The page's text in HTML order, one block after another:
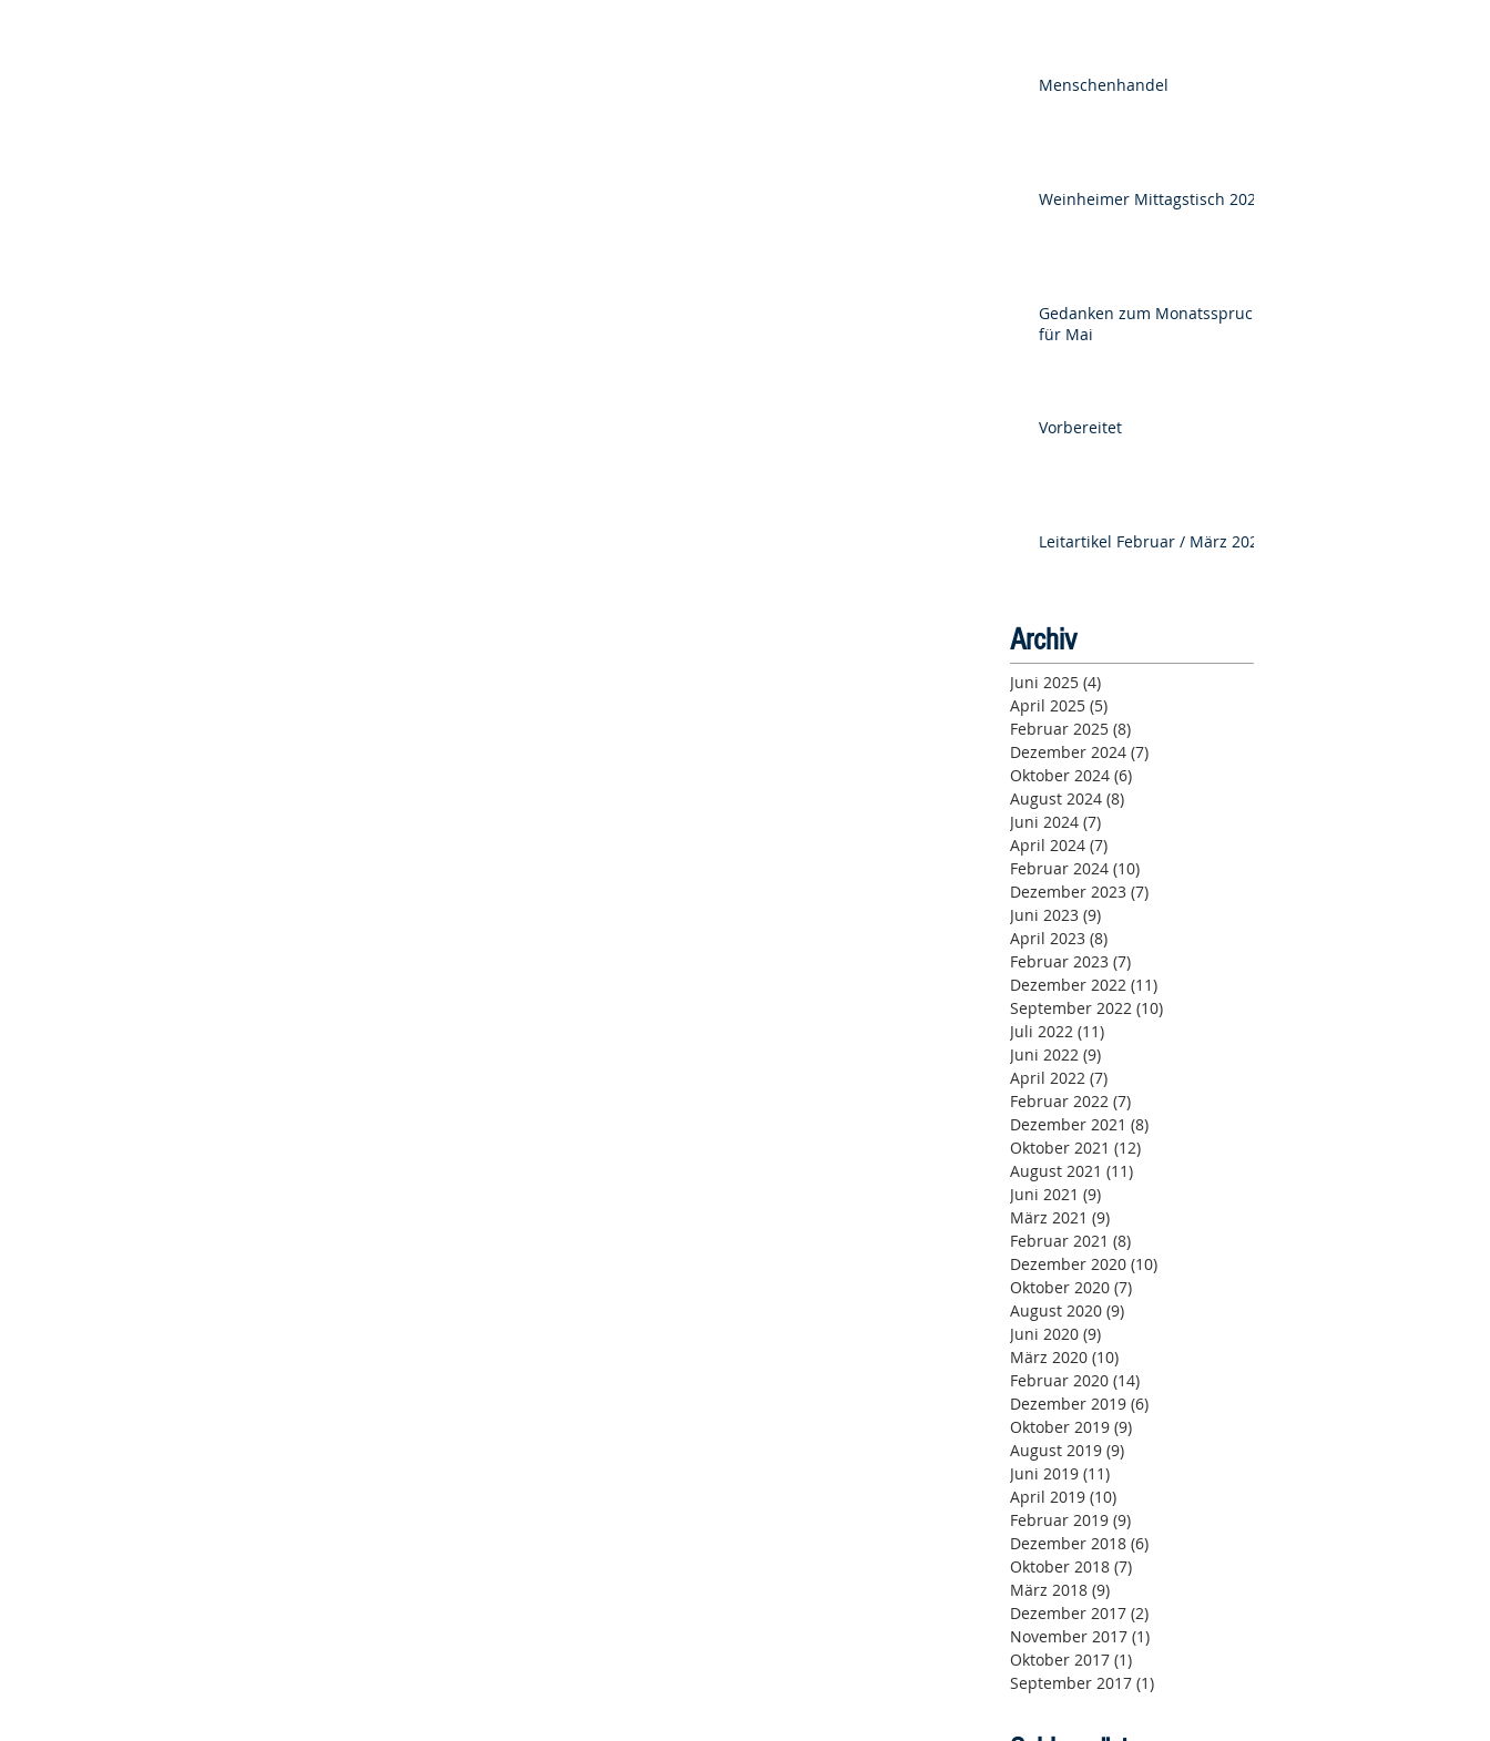
Menschenhandel
Weinheimer Mittagstisch 2025
Gedanken zum Monatsspruch
für Mai
Vorbereitet
Leitartikel Februar / März 2025
Archiv
Juni 2025 (4)
April 2025 (5)
Februar 2025 (8)
Dezember 2024 (7)
Oktober 2024 (6)
August 2024 (8)
Juni 2024 (7)
April 2024 (7)
Februar 2024 (10)
Dezember 2023 (7)
Juni 2023 (9)
April 2023 (8)
Februar 2023 (7)
Dezember 2022 (11)
September 2022 (10)
Juli 2022 (11)
Juni 2022 (9)
April 2022 (7)
Februar 2022 (7)
Dezember 2021 (8)
Oktober 2021 (12)
August 2021 (11)
Juni 2021 (9)
März 2021 (9)
Februar 2021 (8)
Dezember 2020 (10)
Oktober 2020 (7)
August 2020 (9)
Juni 2020 (9)
März 2020 (10)
Februar 2020 (14)
Dezember 2019 (6)
Oktober 2019 (9)
August 2019 (9)
Juni 2019 (11)
April 2019 (10)
Februar 2019 (9)
Dezember 2018 (6)
Oktober 2018 (7)
März 2018 (9)
Dezember 2017 (2)
November 2017 (1)
Oktober 2017 (1)
September 2017 (1)